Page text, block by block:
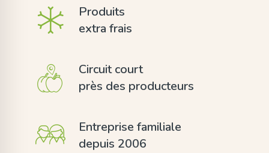
Produits
extra frais
Circuit court
près des producteurs
Entreprise familiale
depuis 2006